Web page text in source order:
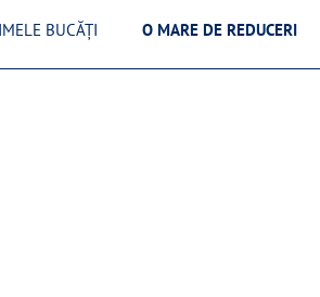
BUCĂȚI O MARE DE REDUCERI